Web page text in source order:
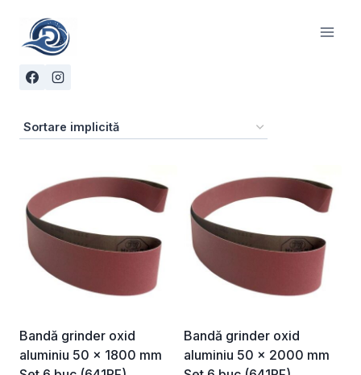
content
Bandă grinder oxid
aluminiu 50 x 1800 mm
Bandă grinder oxid
aluminiu 50 x 2000 mm